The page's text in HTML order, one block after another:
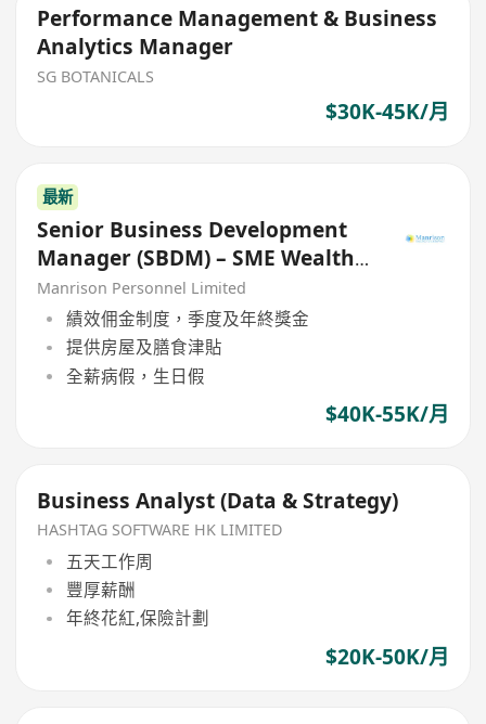
Performance Management & Business
Analytics Manager
SG BOTANICALS
$30K-45K/月
最新
Senior Business Development
Manager (SBDM) – SME Wealth
Management
Manrison Personnel Limited
績效佣金制度，季度及年終獎金
提供房屋及膳食津貼
全薪病假，生日假
$40K-55K/月
Business Analyst (Data & Strategy)
HASHTAG SOFTWARE HK LIMITED
五天工作周
豐厚薪酬
年終花紅,保險計劃
$20K-50K/月